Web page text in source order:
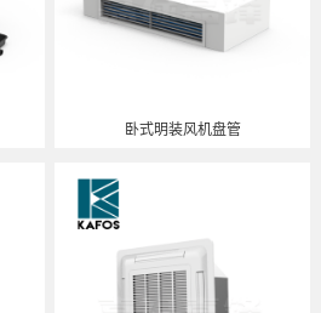
卧式明装风机盘管